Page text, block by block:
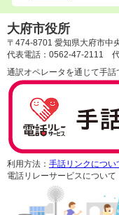
大府市役所
〒474-8701 愛知県大府市中
代表電話：0562-47-2111
通訳オペレータを通じて手話
利用方法： 手話リンクについ
電話リレーサービスについて